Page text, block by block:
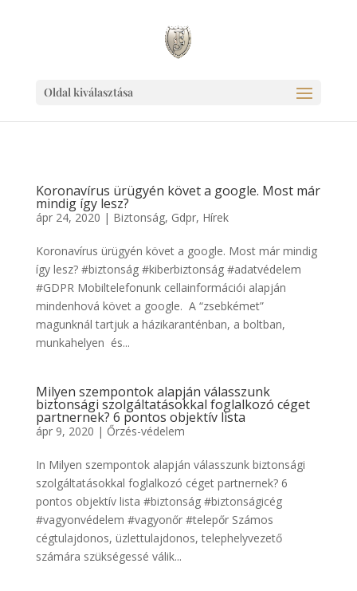
Oldal kiválasztása
Koronavírus ürügyén követ a google. Most már
mindig így lesz?
ápr 24, 2020 | Biztonság, Gdpr, Hírek
Koronavírus ürügyén követ a google. Most már mindig
így lesz? #biztonság #kiberbiztonság #adatvédelem
#GDPR Mobiltelefonunk cellainformációi alapján
mindenhová követ a google. A “zsebkémet”
magunknál tartjuk a házikaranténban, a boltban,
munkahelyen és...
Milyen szempontok alapján válasszunk
biztonsági szolgáltatásokkal foglalkozó céget
partnernek? 6 pontos objektív lista
ápr 9, 2020 | Őrzés-védelem
In Milyen szempontok alapján válasszunk biztonsági
szolgáltatásokkal foglalkozó céget partnernek? 6
pontos objektív lista #biztonság #biztonságicég
#vagyonvédelem #vagyonőr #telepőr Számos
cégtulajdonos, üzlettulajdonos, telephelyvezető
számára szükségessé válik...